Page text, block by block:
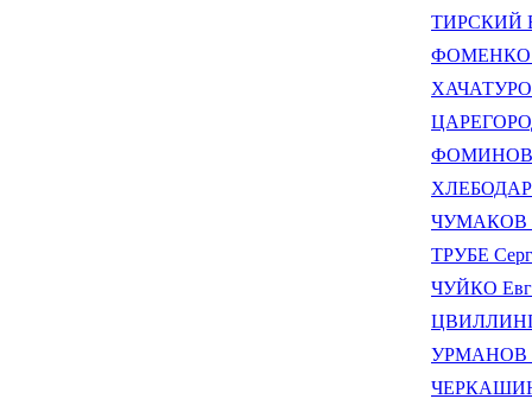
ТИРСКИЙ
ФОМЕНКО
ФОМИНОВ
ЧУМАКОВ
ТРУБЕ
ЧУЙКО
ЦВИЛЛИНГ
УРМАНОВ
ЧЕРКАШИН